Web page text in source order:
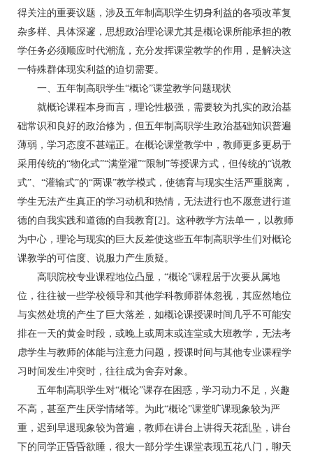
得关注的重要议题，涉及五年制高职学生切身利益的各项改革复
杂多样、具体深邃，思想政治理论课尤其是概论课所能承担的教
学任务必须顺应时代潮流，充分发挥课堂教学的作用，是解决这
一特殊群体现实利益的迫切需要。
一、五年制高职学生“概论”课堂教学问题现状
就概论课程本身而言，理论性极强，需要较为扎实的政治基
础常识和良好的政治修为，但五年制高职学生政治基础知识普遍
薄弱，学习态度不甚端正。在概论课堂教学中，教师更多更易于
采用传统的“物化式”“满堂灌”“限制”等授课方式，但传统的“说教
式”、“灌输式”的“两课”教学模式，使德育与现实生活严重脱离，
学生无法产生真正的学习动机和热情，无法进行也不愿意进行道
德的自我实践和道德的自我教育[2]。这种教学方法单一，以教师
为中心，理论与现实的巨大反差使这些五年制高职学生们对概论
课教学的可信度、说服力产生质疑。
高职院校专业课程地位凸显，“概论”课程居于次要从属地
位，往往被一些学校领导和其他学科教师群体忽视，其应然地位
与实然处境的产生了巨大落差，如概论课授课时间几乎不可能安
排在一天的黄金时段，或晚上或周末或连堂或大班教学，无法考
虑学生与教师的体能与注意力问题，授课时间与其他专业课程学
习时间发生冲突时，往往成为舍弃对象。
五年制高职学生对“概论”课存在困惑，学习动力不足，兴趣
不高，甚至产生厌学情绪等。为此“概论”课堂旷课现象较为严
重，迟到早退现象较为普遍，教师在讲台上讲得天花乱坠，讲台
下的同学正昏昏欲睡，很大一部分学生课堂表现五花八门，聊天